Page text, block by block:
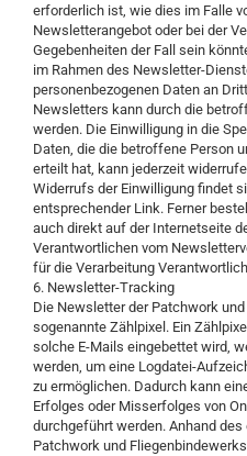
erforderlich ist, wie dies im Falle
Newsletterangebot oder bei der
Gegebenheiten der Fall sein
im Rahmen des Newsletter-
personenbezogenen Daten an
Newsletters kann durch die
werden. Die Einwilligung in die
Daten, die die betroffene Person
erteilt hat, kann jederzeit
Widerrufs der Einwilligung findet
entsprechender Link. Ferner
auch direkt auf der Internetseite
Verantwortlichen vom
für die Verarbeitung
6. Newsletter-Tracking
Die Newsletter der Patchwork
sogenannte Zählpixel. Ein
solche E-Mails eingebettet wird,
werden, um eine Logdatei-
zu ermöglichen. Dadurch kann
Erfolges oder Misserfolges von
durchgeführt werden. Anhand
Patchwork und